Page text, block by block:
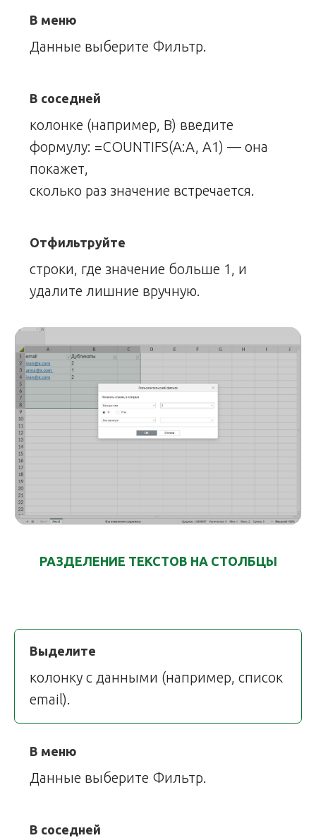
В меню
Данные выберите Фильтр.
В соседней
колонке (например, B) введите
формулу: =COUNTIFS(A:A, A1) — она
покажет,
сколько раз значение встречается.
Отфильтруйте
строки, где значение больше 1, и
удалите лишние вручную.
РАЗДЕЛЕНИЕ ТЕКСТОВ НА СТОЛБЦЫ
Выделите
колонку с данными (например, список
email).
В меню
Данные выберите Фильтр.
В соседней